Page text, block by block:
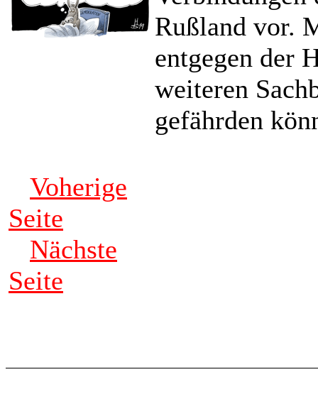
Rußland vor.
entgegen der
weiteren
gefährden
Voherige
Seite
Nächste
Seite